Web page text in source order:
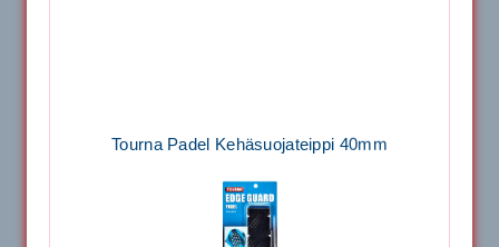
Tourna Padel Kehäsuojateippi 40mm